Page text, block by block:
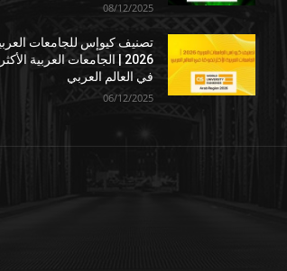
08/12/2025
تصنيف كيوإس للجامعات
2026 | الجامعات العربية
في العالم العربي
06/12/2025